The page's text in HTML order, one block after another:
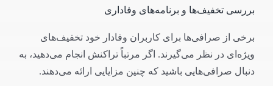
بررسی تخفیف‌ها و برنامه‌های وفاداری
برخی از صرافی‌ها برای کاربران وفادار خود تخفیف‌های
ویژه‌ای در نظر می‌گیرند. اگر مرتباً تراکنش انجام می‌دهید، به
دنبال صرافی‌هایی باشید که چنین مزایایی ارائه می‌دهند.